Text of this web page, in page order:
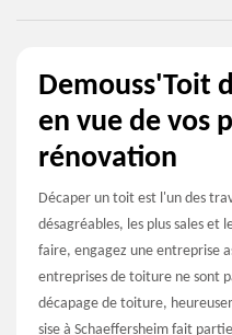
Demouss'Toit
en vue de vos
rénovation
Décaper un toit est l'un des
désagréables, les plus sales et
faire, engagez une entreprise
entreprises de toiture ne sont
décapage de toiture,
sise à Schaeffersheim fait